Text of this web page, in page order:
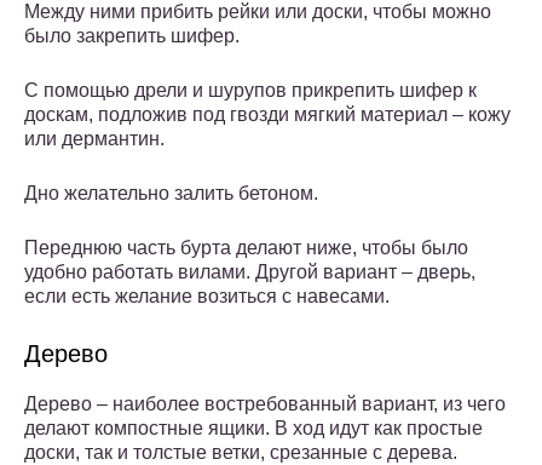
Между ними прибить рейки или доски, чтобы можно
было закрепить шифер.
С помощью дрели и шурупов прикрепить шифер к
доскам, подложив под гвозди мягкий материал – кожу
или дермантин.
Дно желательно залить бетоном.
Переднюю часть бурта делают ниже, чтобы было
удобно работать вилами. Другой вариант – дверь,
если есть желание возиться с навесами.
Дерево
Дерево – наиболее востребованный вариант, из чего
делают компостные ящики. В ход идут как простые
доски, так и толстые ветки, срезанные с дерева.